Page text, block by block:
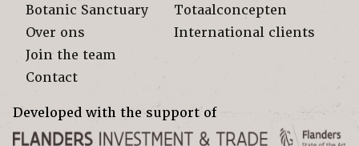
Botanic Sanctuary
Over ons
Join the team
Contact
Totaalconcepten
International clients
Developed with the support of